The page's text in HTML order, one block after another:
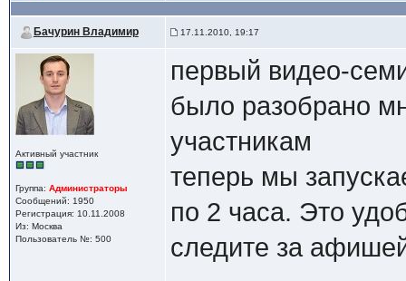
Бачурин Владимир 17.11.2010, 19:17
Активный участник
Группа: Администраторы
Сообщений: 1950
Регистрация: 10.11.2008
Из: Москва
Пользователь №: 500
первый видео-
было разобрано
участникам
теперь мы
по 2 часа. Это
следите за